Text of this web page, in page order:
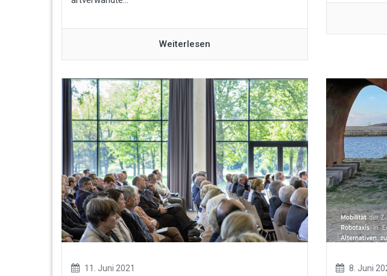
Weiterlesen
11. Juni 2021 8. Juni